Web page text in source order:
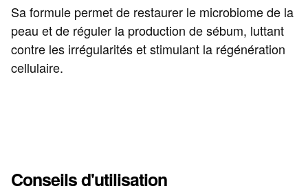
Sa formule permet de restaurer le microbiome de la
peau et de réguler la production de sébum, luttant
contre les irrégularités et stimulant la régénération
cellulaire.
Conseils d'utilisation